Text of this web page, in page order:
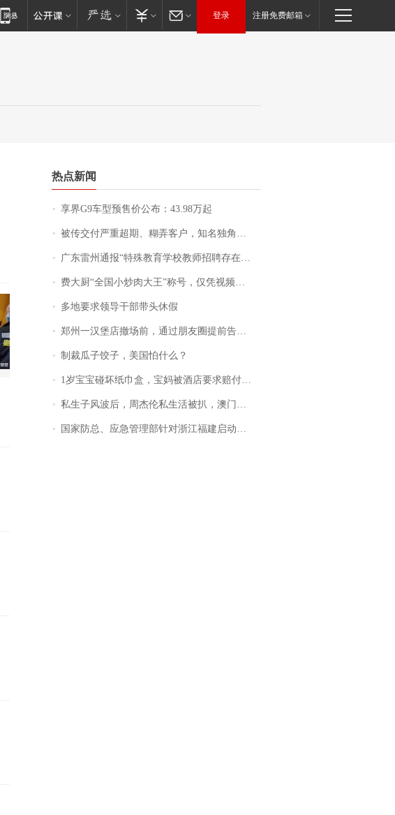
登录 注册免费邮箱
热点新闻
享界G9车型预售价公布：43.98万起
被传交付严重超期、糊弄客户，知名独角兽车企创始人回应：都没证据，将依法采取措施，“本人长期与美国交管局保持沟通，对方表示肯定”
广东雷州通报“特殊教育学校教师招聘存在违规行为”：已启动问责程序 副校长被停职
费大厨“全国小炒肉大王”称号，仅凭视频评出？中国烹饪协会回应
多地要求领导干部带头休假
郑州一汉堡店撤场前，通过朋友圈提前告知逐一退费，有顾客仅剩1元也全被退回，分文不少；顾客：言而有信，让人感动
制裁瓜子饺子，美国怕什么？
1岁宝宝碰坏纸巾盒，宝妈被酒店要求赔付924元！三亚一酒店回复：骨瓷定制！网友一查价格，吵翻了
私生子风波后，周杰伦私生活被扒，澳门输10亿传闻早已经水落石出
国家防总、应急管理部针对浙江福建启动防汛防台风四级应急响应